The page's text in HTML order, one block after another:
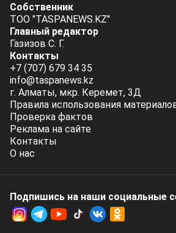
Собственник
ТОО "TASPANEWS.KZ"
Главный редактор
Газизов С. Г.
Контакты
+7 (707) 679 34 35
info@taspanews.kz
г. Алматы, мкр. Керемет, 3Д
Правила использования
Проверка фактов
Реклама на сайте
Контакты
О нас
Подпишись на наши социальные